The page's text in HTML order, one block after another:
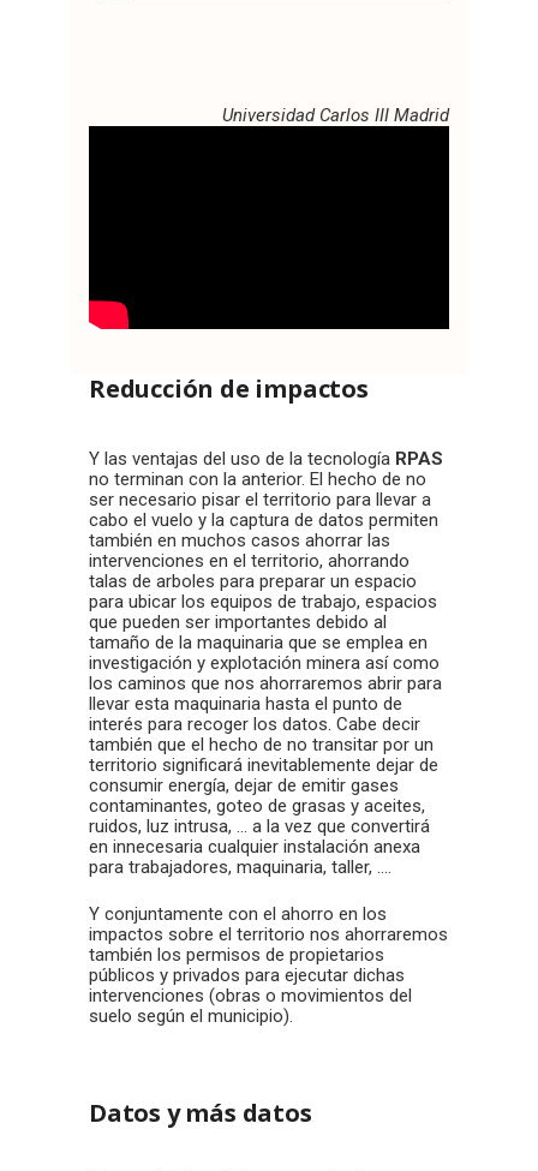
Universidad Carlos III Madrid
Reducción de impactos
Y las ventajas del uso de la tecnología RPAS
no terminan con la anterior. El hecho de no
ser necesario pisar el territorio para llevar a
cabo el vuelo y la captura de datos permiten
también en muchos casos ahorrar las
intervenciones en el territorio, ahorrando
talas de arboles para preparar un espacio
para ubicar los equipos de trabajo, espacios
que pueden ser importantes debido al
tamaño de la maquinaria que se emplea en
investigación y explotación minera así como
los caminos que nos ahorraremos abrir para
llevar esta maquinaria hasta el punto de
interés para recoger los datos. Cabe decir
también que el hecho de no transitar por un
territorio significará inevitablemente dejar de
consumir energía, dejar de emitir gases
contaminantes, goteo de grasas y aceites,
ruidos, luz intrusa, … a la vez que convertirá
en innecesaria cualquier instalación anexa
para trabajadores, maquinaria, taller, ….
Y conjuntamente con el ahorro en los
impactos sobre el territorio nos ahorraremos
también los permisos de propietarios
públicos y privados para ejecutar dichas
intervenciones (obras o movimientos del
suelo según el municipio).
Datos y más datos